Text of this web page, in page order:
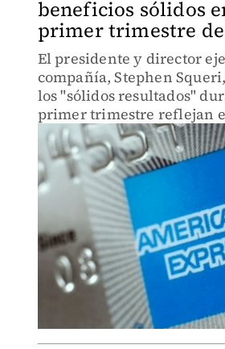
beneficios sólidos
primer trimestre de
El presidente y director
compañía, Stephen
los "sólidos resultados"
primer trimestre reflejan
"base de clientes
empresa.